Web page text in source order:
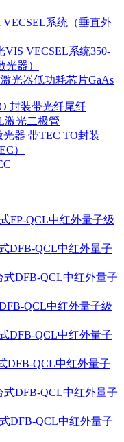
系统（垂直外
VIS VECSEL系统350-
器）
光器低功耗芯片GaAs
封装带光纤尾纤
激光二极管
光器 带TEC TO封装
）
FP-QCL中红外量子级
DFB-QCL中红外量子
式DFB-QCL中红外量子
QCL中红外量子级
DFB-QCL中红外量子
DFB-QCL中红外量子
式DFB-QCL中红外量子
DFB-QCL中红外量子